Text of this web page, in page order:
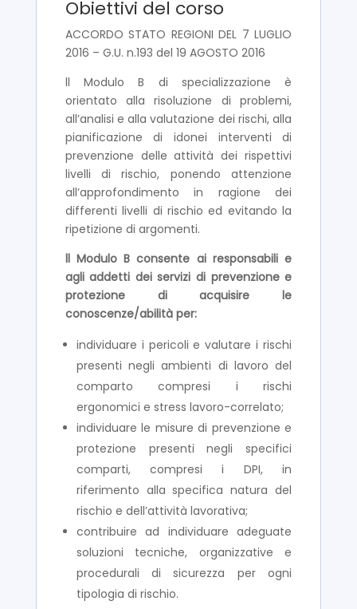
Obiettivi del corso
ACCORDO STATO REGIONI DEL 7 LUGLIO
2016 – G.U. n.193 del 19 AGOSTO 2016
ll Modulo B di specializzazione è
orientato alla risoluzione di problemi,
all’analisi e alla valutazione dei rischi, alla
pianificazione di idonei interventi di
prevenzione delle attività dei rispettivi
livelli di rischio, ponendo attenzione
all’approfondimento in ragione dei
differenti livelli di rischio ed evitando la
ripetizione di argomenti.
ll Modulo B consente ai responsabili e
agli addetti dei servizi di prevenzione e
protezione di acquisire le
conoscenze/abilità per:
individuare i pericoli e valutare i rischi
presenti negli ambienti di lavoro del
comparto compresi i rischi
ergonomici e stress lavoro-correlato;
individuare le misure di prevenzione e
protezione presenti negli specifici
comparti, compresi i DPI, in
riferimento alla specifica natura del
rischio e dell’attività lavorativa;
contribuire ad individuare adeguate
soluzioni tecniche, organizzative e
procedurali di sicurezza per ogni
tipologia di rischio.